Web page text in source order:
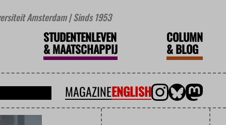
Amsterdam | Sinds 1953
STUDENTENLEVEN
&MAATSCHAPPIJ
COLUMN
&BLOG
MAGAZINEENGLISH